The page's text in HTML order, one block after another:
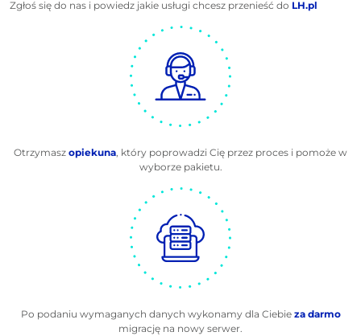
Zgłoś się do nas i powiedz jakie usługi chcesz przenieść do LH.pl
Otrzymasz opiekuna, który poprowadzi Cię przez proces i pomoże w
wyborze pakietu.
Po podaniu wymaganych danych wykonamy dla Ciebie za darmo
migrację na nowy serwer.